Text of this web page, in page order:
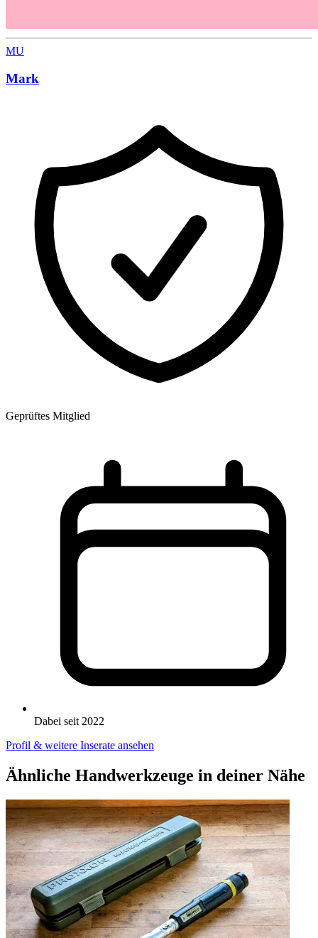
MU
Mark
Geprüftes Mitglied
Dabei seit 2022
Profil & weitere Inserate ansehen
Ähnliche Handwerkzeuge in deiner Nähe